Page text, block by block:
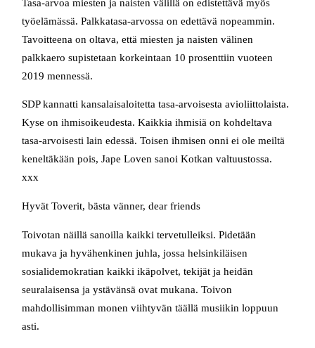
Tasa-arvoa miesten ja naisten välillä on edistettävä myös
työelämässä. Palkkatasa-arvossa on edettävä nopeammin.
Tavoitteena on oltava, että miesten ja naisten välinen
palkkaero supistetaan korkeintaan 10 prosenttiin vuoteen
2019 mennessä.
SDP kannatti kansalaisaloitetta tasa-arvoisesta avioliittolaista.
Kyse on ihmisoikeudesta. Kaikkia ihmisiä on kohdeltava
tasa-arvoisesti lain edessä. Toisen ihmisen onni ei ole meiltä
keneltäkään pois, Jape Loven sanoi Kotkan valtuustossa.
xxx
Hyvät Toverit, bästa vänner, dear friends
Toivotan näillä sanoilla kaikki tervetulleiksi. Pidetään
mukava ja hyvähenkinen juhla, jossa helsinkiläisen
sosialidemokratian kaikki ikäpolvet, tekijät ja heidän
seuralaisensa ja ystävänsä ovat mukana. Toivon
mahdollisimman monen viihtyvän täällä musiikin loppuun
asti.